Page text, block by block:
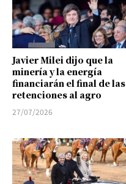
Javier Milei dijo que la
minería y la energía
financiarán el final de las
retenciones al agro
27/07/2026